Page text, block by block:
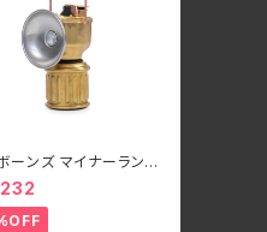
ーンズ マイナーランタ